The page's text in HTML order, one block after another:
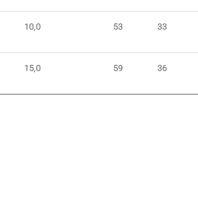
10,0 53 33
15,0 59 36